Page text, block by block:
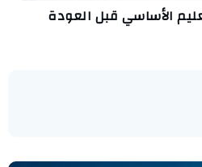
الأساسي قبل العودة